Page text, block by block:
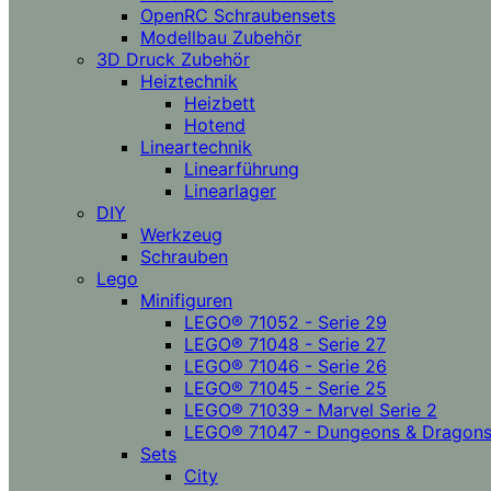
OpenRC Schraubensets
Modellbau Zubehör
3D Druck Zubehör
Heiztechnik
Heizbett
Hotend
Lineartechnik
Linearführung
Linearlager
DIY
Werkzeug
Schrauben
Lego
Minifiguren
LEGO® 71052 - Serie 29
LEGO® 71048 - Serie 27
LEGO® 71046 - Serie 26
LEGO® 71045 - Serie 25
LEGO® 71039 - Marvel Serie 2
LEGO® 71047 - Dungeons & Dragons
Sets
City